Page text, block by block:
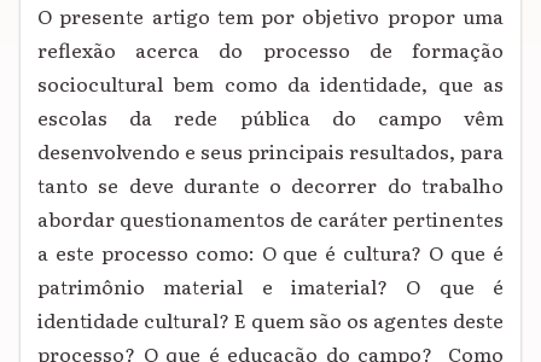
O presente artigo tem por objetivo propor uma
reflexão acerca do processo de formação
sociocultural bem como da identidade, que as
escolas da rede pública do campo vêm
desenvolvendo e seus principais resultados, para
tanto se deve durante o decorrer do trabalho
abordar questionamentos de caráter pertinentes
a este processo como: O que é cultura? O que é
patrimônio material e imaterial? O que é
identidade cultural? E quem são os agentes deste
processo? O que é educação do campo? Como